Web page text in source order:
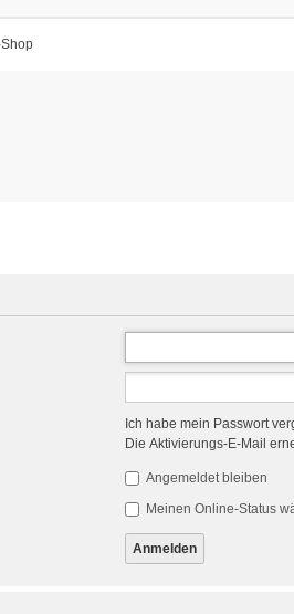
Ich habe mein Passwort
Die Aktivierungs-E-Mail
Angemeldet bleiben
Meinen Online-Status